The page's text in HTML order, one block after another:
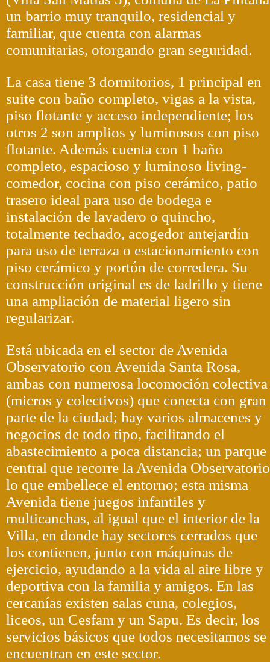
un barrio muy tranquilo, residencial y
familiar, que cuenta con alarmas
comunitarias, otorgando gran seguridad.
La casa tiene 3 dormitorios, 1 principal en
suite con baño completo, vigas a la vista,
piso flotante y acceso independiente; los
otros 2 son amplios y luminosos con piso
flotante. Además cuenta con 1 baño
completo, espacioso y luminoso living-
comedor, cocina con piso cerámico, patio
trasero ideal para uso de bodega e
instalación de lavadero o quincho,
totalmente techado, acogedor antejardín
para uso de terraza o estacionamiento con
piso cerámico y portón de corredera. Su
construcción original es de ladrillo y tiene
una ampliación de material ligero sin
regularizar.
Está ubicada en el sector de Avenida
Observatorio con Avenida Santa Rosa,
ambas con numerosa locomoción colectiva
(micros y colectivos) que conecta con gran
parte de la ciudad; hay varios almacenes y
negocios de todo tipo, facilitando el
abastecimiento a poca distancia; un parque
central que recorre la Avenida
lo que embellece el entorno; esta misma
Avenida tiene juegos infantiles y
multicanchas, al igual que el interior de la
Villa, en donde hay sectores cerrados que
los contienen, junto con máquinas de
ejercicio, ayudando a la vida al aire libre y
deportiva con la familia y amigos. En las
cercanías existen salas cuna, colegios,
liceos, un Cesfam y un Sapu. Es decir, los
servicios básicos que todos necesitamos se
encuentran en este sector.